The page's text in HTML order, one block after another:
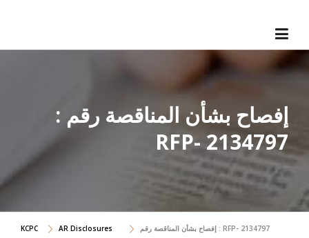
إفصاح بشأن المناقصة رقم :
RFP- 2134797
KCPC AR Disclosures إفصاح بشأن المناقصة رقم : RFP- 2134797